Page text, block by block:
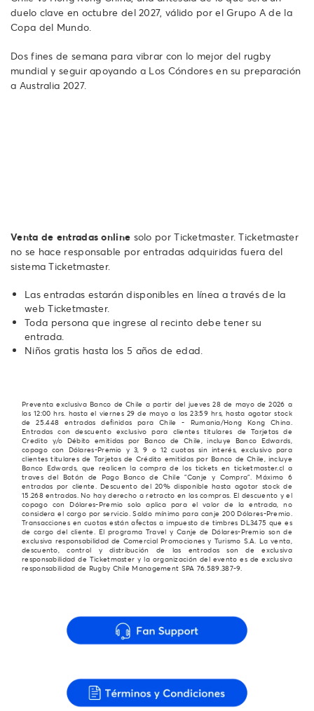
duelo clave en octubre del 2027, válido por el Grupo A de la
Copa del Mundo.
Dos fines de semana para vibrar con lo mejor del rugby
mundial y seguir apoyando a Los Cóndores en su preparación
a Australia 2027.
Venta de entradas online solo por Ticketmaster. Ticketmaster
no se hace responsable por entradas adquiridas fuera del
sistema Ticketmaster.
Las entradas estarán disponibles en línea a través de la
web Ticketmaster.
Toda persona que ingrese al recinto debe tener su
entrada.
Niños gratis hasta los 5 años de edad.
Preventa exclusiva Banco de Chile a partir del jueves 28 de mayo de 2026 a
las 12:00 hrs. hasta el viernes 29 de mayo a las 23:59 hrs, hasta agotar stock
de 25.448 entradas definidas para Chile - Rumania/Hong Kong China.
Entradas con descuento exclusivo para clientes titulares de Tarjetas de
Credito y/o Débito emitidas por Banco de Chile, incluye Banco Edwards,
copago con Dólares-Premio y 3, 9 o 12 cuotas sin interés, exclusivo para
clientes titulares de Tarjetas de Crédito emitidas por Banco de Chile, incluye
Banco Edwards, que realicen la compra de los tickets en ticketmaster.cl a
traves del Botón de Pago Banco de Chile "Canje y Compra". Máximo 6
entradas por cliente. Descuento del 20% disponible hasta agotar stock de
15.268 entradas. No hay derecho a retracto en las compras. El descuento y el
copago con Dólares-Premio solo aplica para el valor de la entrada, no
considera el cargo por servicio. Saldo mínimo para canje 200 Dólares-Premio.
Transacciones en cuotas están afectas a impuesto de timbres DL3475 que es
de cargo del cliente. El programa Travel y Canje de Dólares-Premio son de
exclusiva responsabilidad de Comercial Promociones y Turismo S.A. La venta,
descuento, control y distribución de las entradas son de exclusiva
responsabilidad de Ticketmaster y la organización del evento es de exclusiva
responsabilidad de Rugby Chile Management SPA 76.589.387-9.